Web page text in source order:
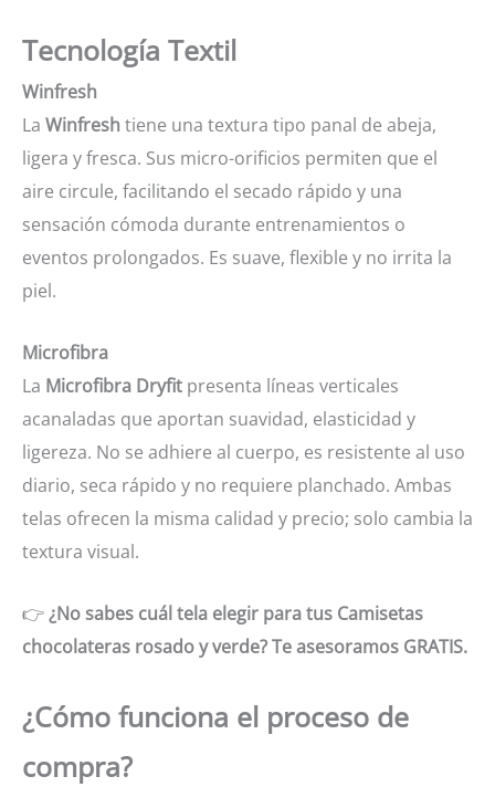
Tecnología Textil
Winfresh
La Winfresh tiene una textura tipo panal de abeja,
ligera y fresca. Sus micro-orificios permiten que el
aire circule, facilitando el secado rápido y una
sensación cómoda durante entrenamientos o
eventos prolongados. Es suave, flexible y no irrita la
piel.
Microfibra
La Microfibra Dryfit presenta líneas verticales
acanaladas que aportan suavidad, elasticidad y
ligereza. No se adhiere al cuerpo, es resistente al uso
diario, seca rápido y no requiere planchado. Ambas
telas ofrecen la misma calidad y precio; solo cambia la
textura visual.
👉¿No sabes cuál tela elegir para tus Camisetas
chocolateras rosado y verde? Te asesoramos GRATIS.
¿Cómo funciona el proceso de
compra?